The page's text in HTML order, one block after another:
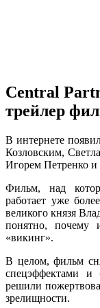
Central
трейлер
В интернете
Козловским,
Игорем Петренко
Фильм, над
работает уже
великого князя
понятно, почему
«викинг».
В целом, фильм
спецэффектами и
решили
зрелищности.